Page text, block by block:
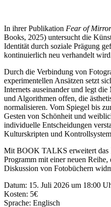
In ihrer Publikation Fearof
Books, 2025) untersucht die
Identität durch soziale Prägung
kontinuierlich neu verhandelt
Durch die Verbindung von
experimentellen Ansätzen setzt
Internets auseinander und legt
und Algorithmen offen, die
normalisieren. Vom Spiegel bis
Gesten von Schönheit und
individuelle Entscheidungen
Kulturskripten und
Mit BOOK TALKS erweitert
Programm mit einer neuen Reihe,
Diskussion von Fotobüchern
Datum: 15. Juli 2026 um 18:00
Kosten: 5€
Sprache: Englisch